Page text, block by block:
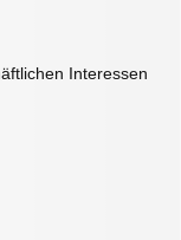
Interessen